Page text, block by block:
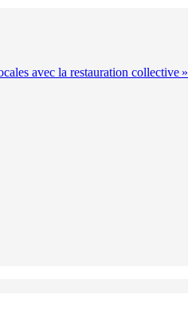
avec la restauration collective »